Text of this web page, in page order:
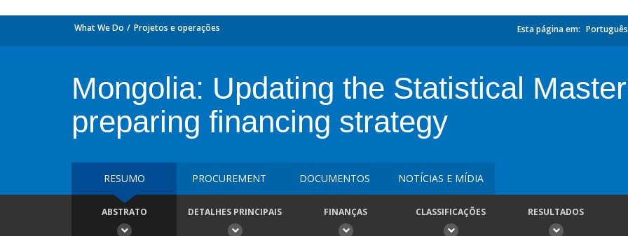
What We Do Projetos e operações Esta página em: Português
Mongolia: Updating the Statistical
preparing financing strategy
RESUMO PROCUREMENT DOCUMENTOS NOTÍCIAS E MÍDIA
ABSTRATO DETALHES PRINCIPAIS FINANÇAS CLASSIFICAÇÕES RESULTADOS